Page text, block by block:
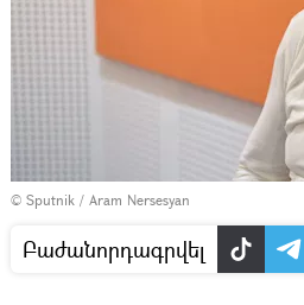
© Sputnik / Aram Nersesyan
Բաժանորդագրվել